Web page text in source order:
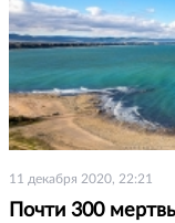
11 декабря 2020, 22:21
Почти 300